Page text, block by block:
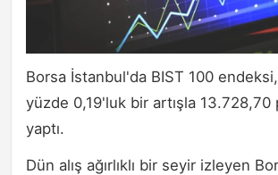
Borsa İstanbul'da BIST 100
yüzde 0,19'luk bir artışla 13.728,70
yaptı.
Dün alış ağırlıklı bir seyir izleyen